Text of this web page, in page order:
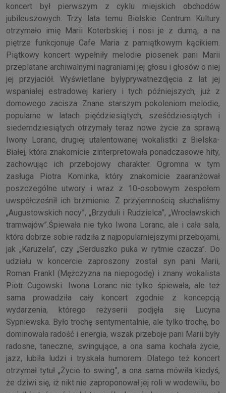
koncert był pierwszym z cyklu miejskich obchodów
jubileuszowych. Trzy lata temu Bielskie Centrum Kultury
otrzymało imię Marii Koterbskiej i nosi je z dumą, a na
piętrze funkcjonuje Cafe Maria z pamiątkowym kącikiem.
Piątkowy koncert wypełniły melodie piosenek pani Marii
przeplatane archiwalnymi nagraniami jej głosu i głosów o niej
jej przyjaciół. Wyświetlane byłyprywatnezdjęcia z lat jej
wspaniałej estradowej kariery i tych późniejszych, już z
domowego zacisza. Znane starszym pokoleniom melodie,
popularne w latach pięćdziesiątych, sześćdziesiątych i
siedemdziesiątych otrzymały teraz nowe życie za sprawą
Iwony Loranc, drugiej utalentowanej wokalistki z Bielska-
Białej, która znakomicie zinterpretowała ponadczasowe hity,
zachowując ich przebojowy charakter. Ogromna w tym
zasługa Piotra Kominka, który znakomicie zaaranżował
poszczególne utwory i wraz z 10-osobowym zespołem
uwspółcześnił ich brzmienie. Z przyjemnością słuchaliśmy
„Augustowskich nocy”, „Brzyduli i Rudzielca”, „Wrocławskich
tramwajów”.Śpiewała nie tyko Iwona Loranc, ale i cała sala,
która dobrze sobie radziła z najpopularniejszymi przebojami,
jak „Karuzela”, czy „Serduszko puka w rytmie czacza”. Do
udziału w koncercie zaproszony został syn pani Marii,
Roman Frankl (Mężczyzna na niepogodę) i znany wokalista
Piotr Cugowski. Iwona Loranc nie tylko śpiewała, ale też
sama prowadziła cały koncert zgodnie z koncepcją
wydarzenia, którego reżyserii podjęła się Lucyna
Sypniewska. Było trochę sentymentalnie, ale tylko trochę, bo
dominowała radość i energia, wszak przeboje pani Marii były
radosne, taneczne, swingujące, a ona sama kochała życie,
jazz, lubiła ludzi i tryskała humorem. Dlatego też koncert
otrzymał tytuł „Życie to swing”, a ona sama mówiła kiedyś,
że dziwi się, iż nikt nie zaproponował jej roli w wodewilu, bo